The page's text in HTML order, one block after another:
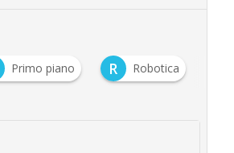
Primo piano R Robotica